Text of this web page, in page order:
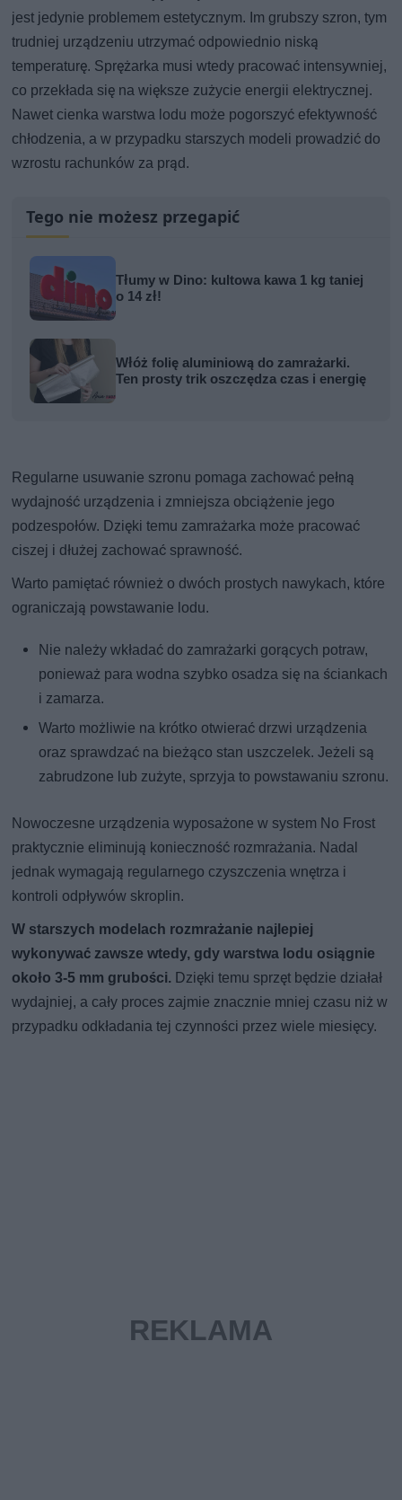
jest jedynie problemem estetycznym. Im grubszy szron, tym
trudniej urządzeniu utrzymać odpowiednio niską
temperaturę. Sprężarka musi wtedy pracować intensywniej,
co przekłada się na większe zużycie energii elektrycznej.
Nawet cienka warstwa lodu może pogorszyć efektywność
chłodzenia, a w przypadku starszych modeli prowadzić do
wzrostu rachunków za prąd.
Tego nie możesz przegapić
Tłumy w Dino: kultowa kawa 1 kg taniej
o 14 zł!
Włóż folię aluminiową do zamrażarki.
Ten prosty trik oszczędza czas i energię
Regularne usuwanie szronu pomaga zachować pełną
wydajność urządzenia i zmniejsza obciążenie jego
podzespołów. Dzięki temu zamrażarka może pracować
ciszej i dłużej zachować sprawność.
Warto pamiętać również o dwóch prostych nawykach, które
ograniczają powstawanie lodu.
Nie należy wkładać do zamrażarki gorących potraw,
ponieważ para wodna szybko osadza się na ściankach
i zamarza.
Warto możliwie na krótko otwierać drzwi urządzenia
oraz sprawdzać na bieżąco stan uszczelek. Jeżeli są
zabrudzone lub zużyte, sprzyja to powstawaniu szronu.
Nowoczesne urządzenia wyposażone w system No Frost
praktycznie eliminują konieczność rozmrażania. Nadal
jednak wymagają regularnego czyszczenia wnętrza i
kontroli odpływów skroplin.
W starszych modelach rozmrażanie najlepiej
wykonywać zawsze wtedy, gdy warstwa lodu osiągnie
około 3-5 mm grubości. Dzięki temu sprzęt będzie działał
wydajniej, a cały proces zajmie znacznie mniej czasu niż w
przypadku odkładania tej czynności przez wiele miesięcy.